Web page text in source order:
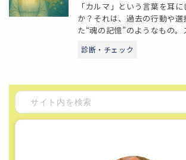
「カルマ」という言葉を耳
か？それは、過去の行動や
た“魂の記憶”のようなもの。
診断・チェック